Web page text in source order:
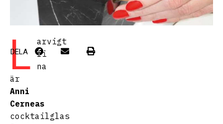
L
arvigt
fi
na
är
Anni
Cerneas
cocktailglas
DELA